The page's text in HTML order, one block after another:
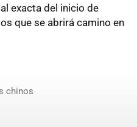
exacta del inicio de
que se abrirá camino en
chinos